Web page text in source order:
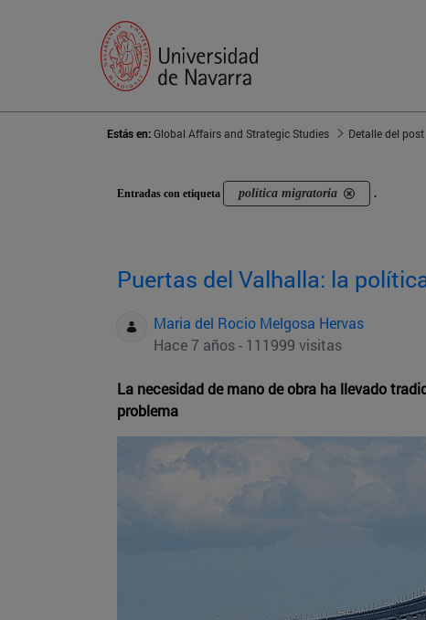
Estás en:Global Affairs and Strategic Studies Detalle del post
Entradas con etiqueta política migratoria .
Puertas del Valhalla: la
Maria del Rocio Melgosa Hervas
Hace 7 años - 111999 visitas
La necesidad de mano de obra ha llevado
problema